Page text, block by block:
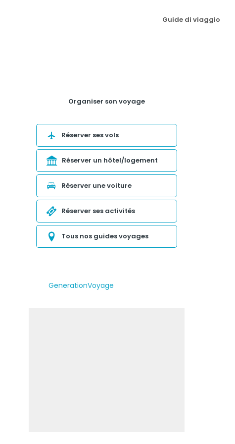
Guide di viaggio
Organiser son voyage
Réserver ses vols
Réserver un hôtel/logement
Réserver une voiture
Réserver ses activités
Tous nos guides voyages
GenerationVoyage